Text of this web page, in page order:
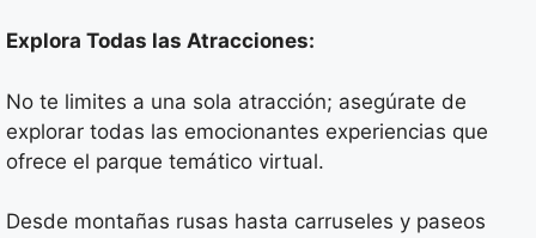
Explora Todas las Atracciones:
No te limites a una sola atracción; asegúrate de
explorar todas las emocionantes experiencias que
ofrece el parque temático virtual.
Desde montañas rusas hasta carruseles y paseos